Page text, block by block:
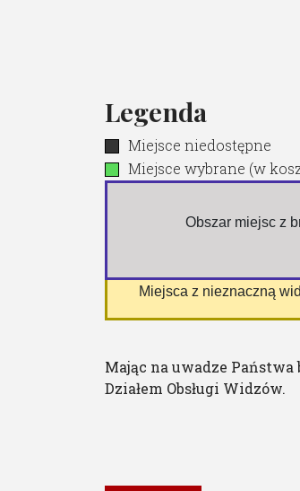
Legenda
Miejsce niedostępne
Miejsce wybrane (w
Obszar miejsc z
Miejsca z nieznaczną
Mając na uwadze
Działem Obsługi Widzów.